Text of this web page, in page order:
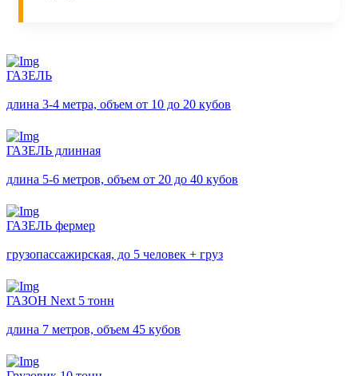
ГАЗЕЛЬ
длина 3-4 метра, объем от 10 до 20 кубов
ГАЗЕЛЬ длинная
длина 5-6 метров, объем от 20 до 40 кубов
ГАЗЕЛЬ фермер
грузопассажирская, до 5 человек + груз
ГАЗОН Next 5 тонн
длина 7 метров, объем 45 кубов